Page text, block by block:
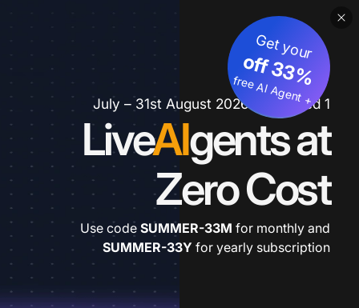
1 July – 31st August 2026 *extended
LiveAIgents at
Zero Cost
Get your
3
3
%
o
ff
+
fre
e
A
I A
g
e
nt
Use code SUMMER-33M for monthly and
SUMMER-33Y for yearly subscription